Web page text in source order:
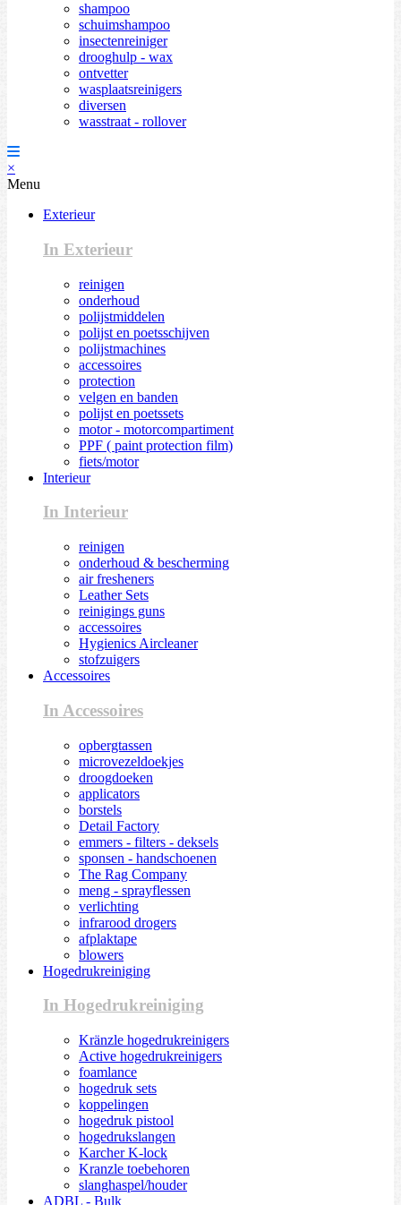
shampoo
schuimshampoo
insectenreiniger
drooghulp - wax
ontvetter
wasplaatsreinigers
diversen
wasstraat - rollover
×
Menu
Exterieur
In Exterieur
reinigen
onderhoud
polijstmiddelen
polijst en poetsschijven
polijstmachines
accessoires
protection
velgen en banden
polijst en poetssets
motor - motorcompartiment
PPF ( paint protection film)
fiets/motor
Interieur
In Interieur
reinigen
onderhoud & bescherming
air fresheners
Leather Sets
reinigings guns
accessoires
Hygienics Aircleaner
stofzuigers
Accessoires
In Accessoires
opbergtassen
microvezeldoekjes
droogdoeken
applicators
borstels
Detail Factory
emmers - filters - deksels
sponsen - handschoenen
The Rag Company
meng - sprayflessen
verlichting
infrarood drogers
afplaktape
blowers
Hogedrukreiniging
In Hogedrukreiniging
Kränzle hogedrukreinigers
Active hogedrukreinigers
foamlance
hogedruk sets
koppelingen
hogedruk pistool
hogedrukslangen
Karcher K-lock
Kranzle toebehoren
slanghaspel/houder
ADBL - Bulk